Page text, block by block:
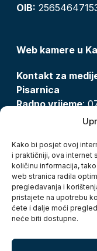
Kako bi posjet ovoj
i praktičniji, ova internet
količinu informacija,
web stranica radila
pregledavanja i
pristajete na upotrebu
ćete i dalje moći
neće biti dostupne.
OIB:
Web kamere u
Kontakt za
Pisarnica
Radno vrijeme:
Zaštita osobnih
Pristup
Kolačići
Izjava o